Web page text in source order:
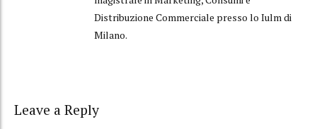
Distribuzione Commerciale presso lo Iulm di
Milano.
Leave a Reply